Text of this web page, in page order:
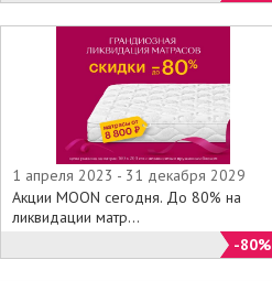
1 апреля 2023 - 31 декабря 2029
Акции MOON сегодня. До 80% на
ликвидации матр...
-80%